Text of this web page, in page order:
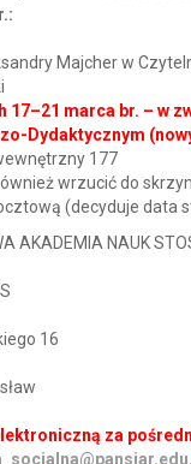
Majcher w
17–21 marca br. – w
Dydaktycznym
177
wrzucić do
(decyduje data
AKADEMIA NAUK
16
za